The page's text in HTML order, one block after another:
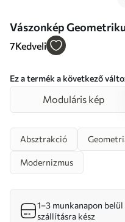
Vászonkép Geometrikus minimalista absztrakció
Nr s46352
7Kedveli
Ez a termék a következő
Moduláris kép
Absztrakció
Modernizmus
1–3 munkanapon belül
szállításra kész